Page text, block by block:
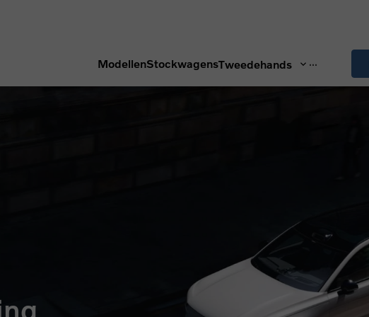
ModellenStockwagensTweedehands